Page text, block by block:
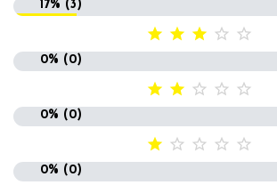
17% (3)
    
0% (0)
    
0% (0)
    
0% (0)